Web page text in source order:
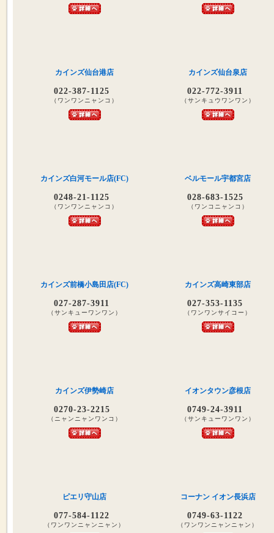
カインズ仙台港店
022-387-1125
（ワンワンニャンコ）
カインズ仙台泉店
022-772-3911
（サンキュウワンワン）
カインズ白河モール店(FC)
0248-21-1125
（ワンワンニャンコ）
ベルモール宇都宮店
028-683-1525
（ワンコニャンコ）
カインズ前橋小島田店(FC)
027-287-3911
（サンキューワンワン）
カインズ高崎東部店
027-353-1135
（ワンワンサイコー）
カインズ伊勢崎店
0270-23-2215
（ニャンニャンワンコ）
イオンタウン彦根店
0749-24-3911
（サンキューワンワン）
ピエリ守山店
077-584-1122
（ワンワンニャンニャン）
コーナン イオン長浜店
0749-63-1122
（ワンワンニャンニャン）